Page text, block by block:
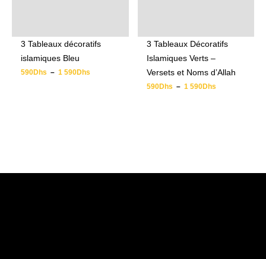
3 Tableaux décoratifs
islamiques Bleu
590Dhs – 1 590Dhs
3 Tableaux Décoratifs
Islamiques Verts –
Versets et Noms d’Allah
590Dhs – 1 590Dhs